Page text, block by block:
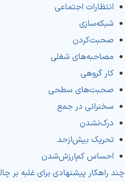
انتظارات اجتماعی
شبکه‌سازی
صحبت‌کردن
مصاحبه‌های شغلی
کار گروهی
صحبت‌های سطحی
سخنرانی در جمع
درک‌نشدن
تحریک بیش‌ازحد
احساس کم‌ارزش‌شدن
چند راهکار پیشنهادی برای غلبه بر